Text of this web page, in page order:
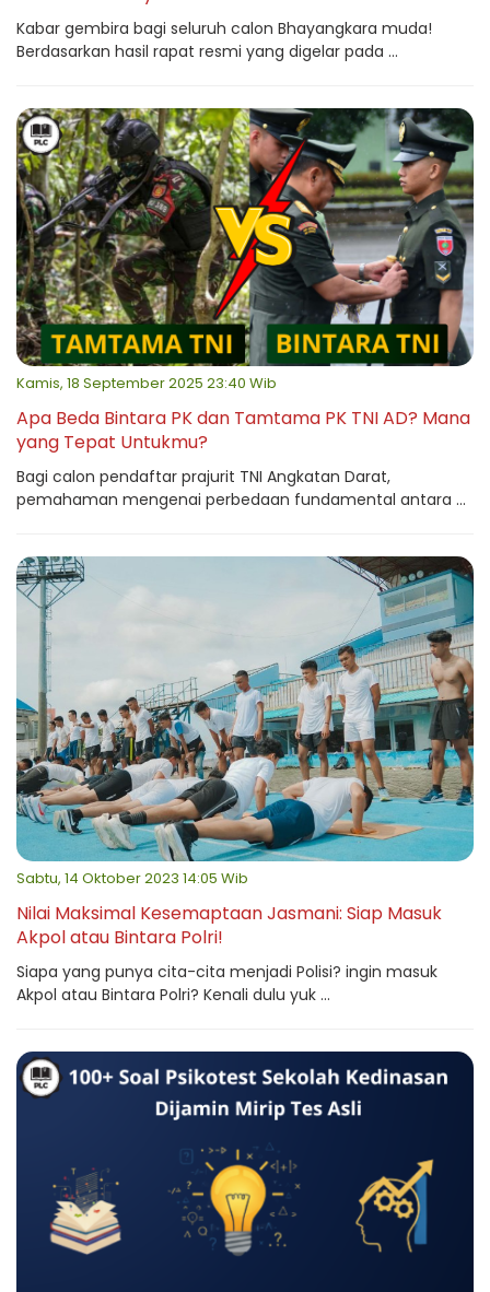
Kabar gembira bagi seluruh calon Bhayangkara muda!
Berdasarkan hasil rapat resmi yang digelar pada ...
Kamis, 18 September 2025 23:40 Wib
Apa Beda Bintara PK dan Tamtama PK TNI AD? Mana
yang Tepat Untukmu?
Bagi calon pendaftar prajurit TNI Angkatan Darat,
pemahaman mengenai perbedaan fundamental antara ...
Sabtu, 14 Oktober 2023 14:05 Wib
Nilai Maksimal Kesemaptaan Jasmani: Siap Masuk
Akpol atau Bintara Polri!
Siapa yang punya cita-cita menjadi Polisi? ingin masuk
Akpol atau Bintara Polri? Kenali dulu yuk ...